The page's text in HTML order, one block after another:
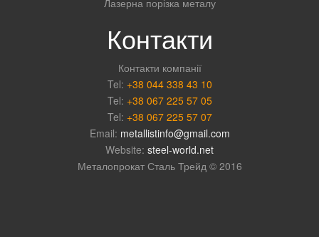
Контакти
Контакти компанії
Tel: +38 044 338 43 10
Tel: +38 067 225 57 05
Tel: +38 067 225 57 07
Email: metallistinfo@gmail.com
Website: steel-world.net
Металопрокат Сталь Трейд © 2016